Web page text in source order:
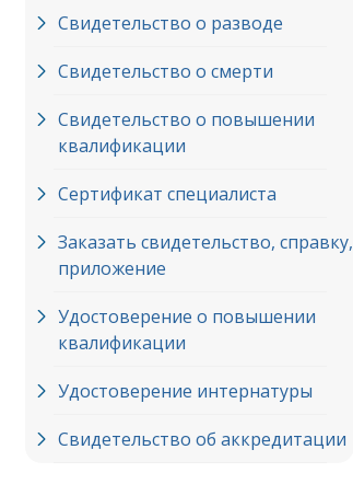
Свидетельство о разводе
Свидетельство о смерти
Свидетельство о повышении
квалификации
Сертификат специалиста
Заказать свидетельство, справку,
приложение
Удостоверение о повышении
квалификации
Удостоверение интернатуры
Свидетельство об аккредитации